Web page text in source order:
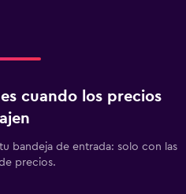
cuando los precios
bandeja de entrada: solo con las
precios.